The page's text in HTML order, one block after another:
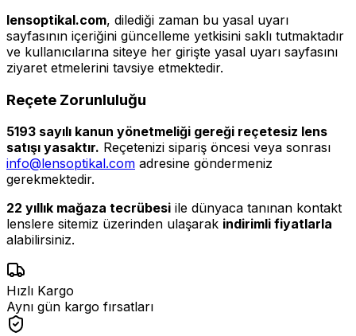
lensoptikal.com, dilediği zaman bu yasal uyarı
sayfasının içeriğini güncelleme yetkisini saklı tutmaktadır
ve kullanıcılarına siteye her girişte yasal uyarı sayfasını
ziyaret etmelerini tavsiye etmektedir.
Reçete Zorunluluğu
5193 sayılı kanun yönetmeliği gereği reçetesiz lens
satışı yasaktır. Reçetenizi sipariş öncesi veya sonrası
info@lensoptikal.com adresine göndermeniz
gerekmektedir.
22 yıllık mağaza tecrübesi ile dünyaca tanınan kontakt
lenslere sitemiz üzerinden ulaşarak indirimli fiyatlarla
alabilirsiniz.
Hızlı Kargo
Aynı gün kargo fırsatları